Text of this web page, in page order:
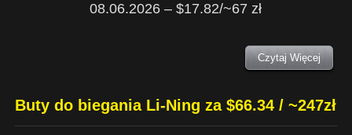
08.06.2026 – $17.82/~67 zł
Czytaj Więcej
Buty do biegania Li-Ning za $66.34 / ~247zł